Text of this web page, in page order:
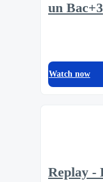
un Bac+3
Watch now
Replay -